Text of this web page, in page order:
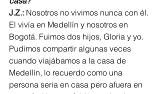
J.Z.: Nosotros no vivimos nunca con él.
El vivía en Medellín y nosotros en
Bogotá. Fuimos dos hijos, Gloria y yo.
Pudimos compartir algunas veces
cuando viajábamos a la casa de
Medellín, lo recuerdo como una
persona seria en casa pero afuera en